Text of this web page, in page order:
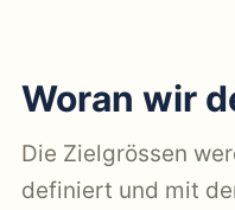
Woran wir
Die Zielgrössen
definiert und mit